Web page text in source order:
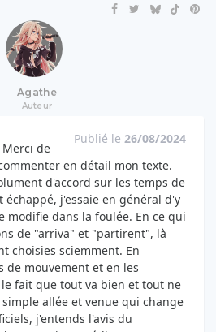
Agathe
Auteur
Publié le 26/08/2024
Merci de
en détail mon texte.
d'accord sur les temps de
j'essaie en général d'y
modifie dans la foulée. En ce qui
de "arriva" et "partirent", là
choisies sciemment. En
de mouvement et en les
fait que tout va bien et tout ne
allée et venue qui change
j'entends l'avis du